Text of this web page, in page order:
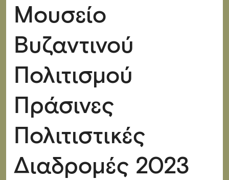
Μουσείο
Βυζαντινού
Πολιτισμού
Πράσινες
Πολιτιστικές
Διαδρομές 2023